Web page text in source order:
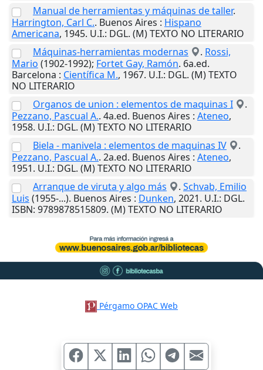
Manual de herramientas y máquinas de taller.
Harrington, Carl C.. Buenos Aires : Hispano
Americana, 1945. U.I.: DGL. (M) TEXTO NO LITERARIO
Máquinas-herramientas modernas
. Rossi,
Mario (1902-1992); Fortet Gay, Ramón. 6a.ed.
Barcelona : Científica M., 1967. U.I.: DGL. (M) TEXTO
NO LITERARIO
Organos de union : elementos de maquinas I
.
Pezzano, Pascual A.. 4a.ed. Buenos Aires : Ateneo,
1958. U.I.: DGL. (M) TEXTO NO LITERARIO
Biela - manivela : elementos de maquinas IV
.
Pezzano, Pascual A.. 2a.ed. Buenos Aires : Ateneo,
1951. U.I.: DGL. (M) TEXTO NO LITERARIO
Arranque de viruta y algo más
. Schvab, Emilio
Luis (1955-...). Buenos Aires : Dunken, 2021. U.I.: DGL.
ISBN: 9789878515809. (M) TEXTO NO LITERARIO
Pérgamo OPAC Web